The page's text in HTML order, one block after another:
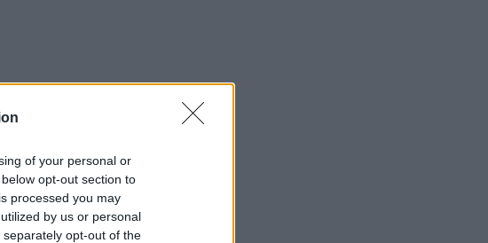
of your personal or
opt-out section to
processed you may
by us or personal
opt-out of the